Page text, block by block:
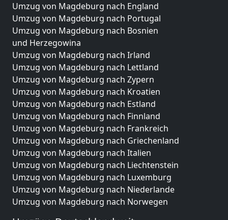
Umzug von Magdeburg nach England
Umzug von Magdeburg nach Portugal
Umzug von Magdeburg nach Bosnien
und Herzegowina
Umzug von Magdeburg nach Irland
Umzug von Magdeburg nach Lettland
Umzug von Magdeburg nach Zypern
Umzug von Magdeburg nach Kroatien
Umzug von Magdeburg nach Estland
Umzug von Magdeburg nach Finnland
Umzug von Magdeburg nach Frankreich
Umzug von Magdeburg nach Griechenland
Umzug von Magdeburg nach Italien
Umzug von Magdeburg nach Liechtenstein
Umzug von Magdeburg nach Luxemburg
Umzug von Magdeburg nach Niederlande
Umzug von Magdeburg nach Norwegen